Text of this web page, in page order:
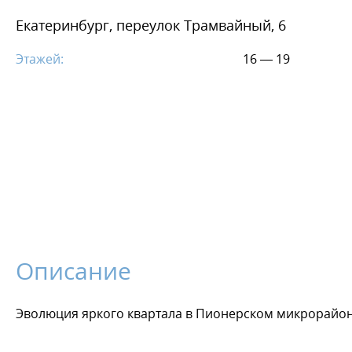
Екатеринбург, переулок Трамвайный, 6
Этажей: 16 — 19
Описание
Эволюция яркого квартала в Пионерском